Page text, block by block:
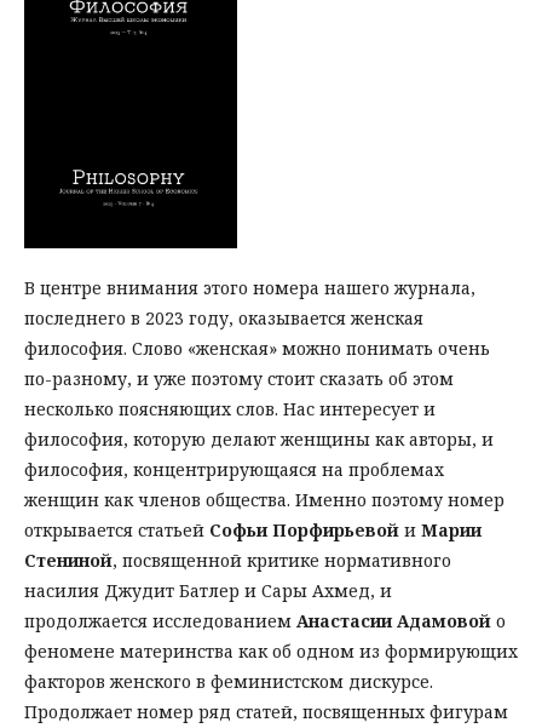
В центре внимания этого номера нашего журнала,
последнего в 2023 году, оказывается женская
философия. Слово «женская» можно понимать очень
по-разному, и уже поэтому стоит сказать об этом
несколько поясняющих слов. Нас интересует и
философия, которую делают женщины как авторы, и
философия, концентрирующаяся на проблемах
женщин как членов общества. Именно поэтому номер
открывается статьей Софьи Порфирьевой и Марии
Стениной, посвященной критике нормативного
насилия Джудит Батлер и Сары Ахмед, и
продолжается исследованием Анастасии Адамовой о
феномене материнства как об одном из формирующих
факторов женского в феминистском дискурсе.
Продолжает номер ряд статей, посвященных фигурам